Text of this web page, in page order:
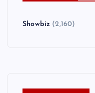
Showbiz (2,160)